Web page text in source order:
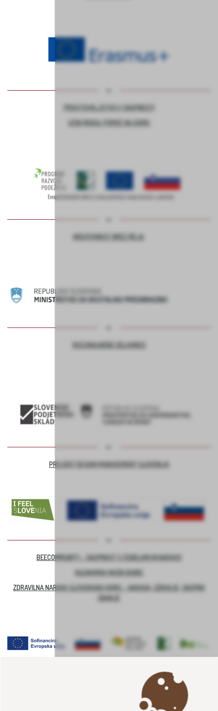
PROSTOVOLJSTVO V SKUPNOSTI
UČNI MODUL POMOČ NA DOMU
KREATIVNOST BREZ MEJA
RAČUNALNIŠKE DELAVNICE
PROJEKT DESIGN MANAGEMENT SLOVENIJA
BEECOMMUNITY – SKUPNOST S ČEBELAMI IN NARAVO
KULINARIKA NAŠIH BABIC
ZDRAVILNA NARAVA SLOVENSKIH GORIC – NARAVA, ZDRAVJE, SKUPNO
ZNANJE
LAHKO BRANJE ZA BISTRI UM